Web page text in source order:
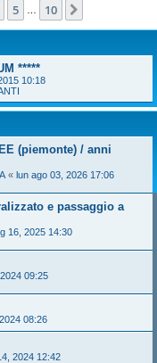
5 10
*****
10:18
(piemonte) / anni
« lun ago 03, 2026 17:06
e passaggio a
16, 2025 14:30
09:25
08:26
2024 12:42